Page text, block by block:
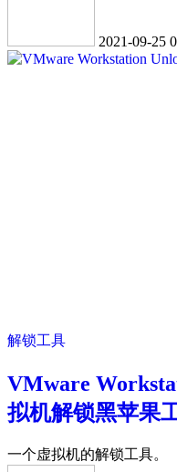
2021-09-25 0
解锁工具
VMware
拟机解锁黑苹果
一个虚拟机的解锁工具。